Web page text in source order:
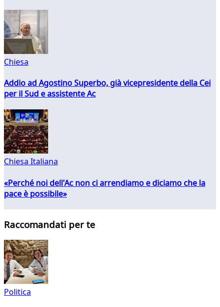
Chiesa
Addio ad Agostino Superbo, già vicepresidente della Cei
per il Sud e assistente Ac
Chiesa Italiana
«Perché noi dell'Ac non ci arrendiamo e diciamo che la
pace è possibile»
Raccomandati per te
Politica